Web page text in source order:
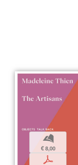
b
€ 8,00
p